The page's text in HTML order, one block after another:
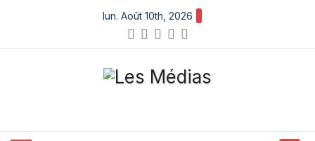
content
lun. Août 10th, 2026